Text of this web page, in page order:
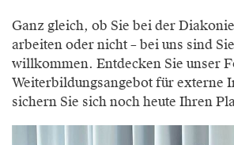
Ganz gleich, ob Sie bei der
arbeiten oder nicht – bei uns sind
willkommen. Entdecken Sie unser
Weiterbildungsangebot für externe
sichern Sie sich noch heute Ihren